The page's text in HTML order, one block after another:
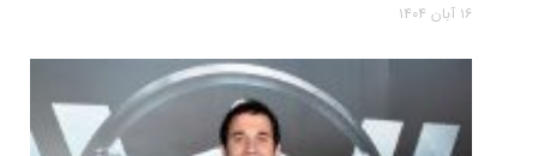
۱۶ آبان ۱۴۰۴